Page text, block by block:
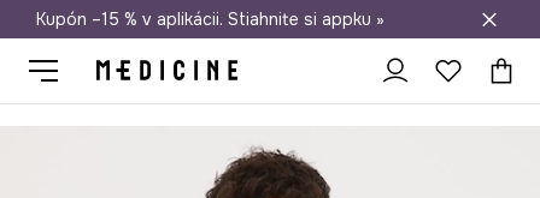
Doprava zadarmo od 50 €
Kupón –15 % v aplikácii. Stiahnite si appku »